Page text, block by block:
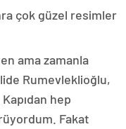
çok güzel resimler
ama zamanla
Rumevleklioğlu,
hep
Fakat